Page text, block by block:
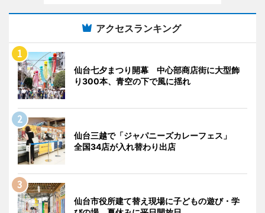
アクセスランキング
仙台七夕まつり開幕 中心部商店街に大型飾
り300本、青空の下で風に揺れ
仙台三越で「ジャパニーズカレーフェス」
全国34店が入れ替わり出店
仙台市役所建て替え現場に子どもの遊び・学